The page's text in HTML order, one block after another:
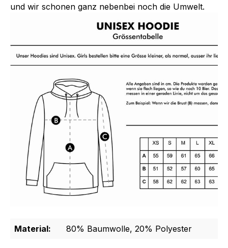
und wir schonen ganz nebenbei noch die Umwelt.
Material: 80% Baumwolle, 20% Polyester